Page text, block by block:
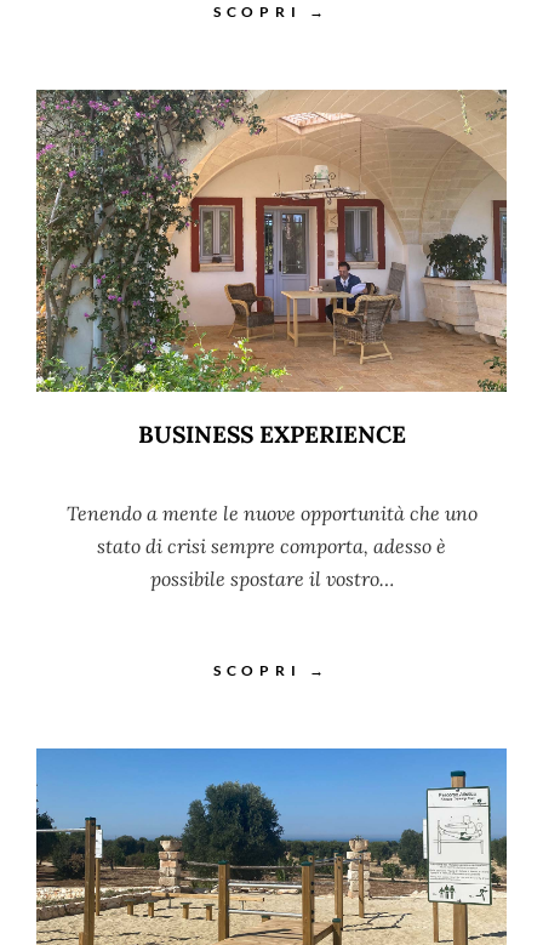
SCOPRI →
BUSINESS EXPERIENCE
Tenendo a mente le nuove opportunità che uno
stato di crisi sempre comporta, adesso è
possibile spostare il vostro…
SCOPRI →